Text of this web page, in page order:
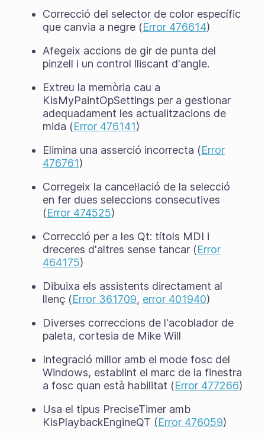
Correcció del selector de color específic
que canvia a negre (Error 476614)
Afegeix accions de gir de punta del
pinzell i un control lliscant d'angle.
Extreu la memòria cau a
KisMyPaintOpSettings per a gestionar
adequadament les actualitzacions de
mida (Error 476141)
Elimina una asserció incorrecta (Error
476761)
Corregeix la cancel·lació de la selecció
en fer dues seleccions consecutives
(Error 474525)
Correcció per a les Qt: títols MDI i
dreceres d'altres sense tancar (Error
464175)
Dibuixa els assistents directament al
llenç (Error 361709, error 401940)
Diverses correccions de l'acoblador de
paleta, cortesia de Mike Will
Integració millor amb el mode fosc del
Windows, establint el marc de la finestra
a fosc quan està habilitat (Error 477266)
Usa el tipus PreciseTimer amb
KisPlaybackEngineQT (Error 476059)